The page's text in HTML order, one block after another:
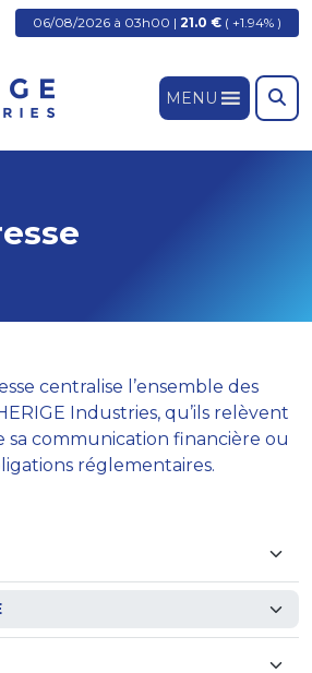
06/08/2026 à 03h00 | 21.0 € ( +1.94% )
MENU
centralise l’ensemble des
Industries, qu’ils relèvent
sa communication financière ou
réglementaires.